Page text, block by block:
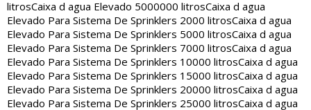
litrosCaixa d agua Elevado 5000000 litrosCaixa d agua
Elevado Para Sistema De Sprinklers 2000 litrosCaixa d agua
Elevado Para Sistema De Sprinklers 5000 litrosCaixa d agua
Elevado Para Sistema De Sprinklers 7000 litrosCaixa d agua
Elevado Para Sistema De Sprinklers 10000 litrosCaixa d agua
Elevado Para Sistema De Sprinklers 15000 litrosCaixa d agua
Elevado Para Sistema De Sprinklers 20000 litrosCaixa d agua
Elevado Para Sistema De Sprinklers 25000 litrosCaixa d agua